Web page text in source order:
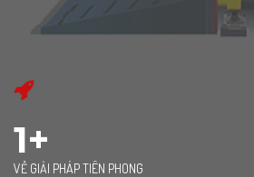
1+
VỀ GIẢI PHÁP TIÊN PHONG